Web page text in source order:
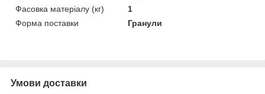
Фасовка матеріалу (кг)
1
Форма поставки
Гранули
Умови доставки